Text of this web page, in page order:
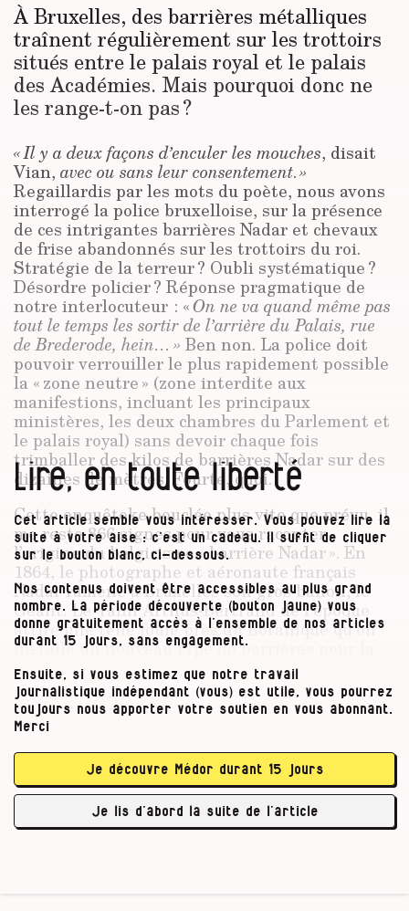
À Bruxelles, des barrières métalliques
traînent régulièrement sur les trottoirs
situés entre le palais royal et le palais
des Académies. Mais pourquoi donc ne
les range-t-on pas ?
« Il y a deux façons d’enculer les mouches, disait
Vian, avec ou sans leur consentement.»
Regaillardis par les mots du poète, nous avons
interrogé la police bruxelloise, sur la présence
de ces intrigantes barrières Nadar et chevaux
de frise abandonnés sur les trottoirs du roi.
Stratégie de la terreur ? Oubli systématique ?
Désordre policier ? Réponse pragmatique de
notre interlocuteur : «On ne va quand même pas
tout le temps les sortir de l’arrière du Palais, rue
de Brederode, hein… » Ben non. La police doit
pouvoir verrouiller le plus rapidement possible
la « zone neutre » (zone interdite aux
manifestions, incluant les principaux
ministères, les deux chambres du Parlement et
le palais royal) sans devoir chaque fois
trimballer des kilos de barrières Nadar sur des
dizaines de mètres. Fourte, quoi.
Cette enquêteke bouclée plus vite que prévu, il
me reste 866 signes pour vous raconter
l’origine du belgicisme « barrière Nadar ». En
1864, le photographe et aéronaute français
Nadar ramène à Bruxelles son gros ballon, le
Géant. Le Yann Arthus-Bertrand de l’époque
attire une telle foule près du Botanique qu’on
installe un nouveau type de barrières pour la
contenir. Dès le lendemain, la presse
bruxelloise les baptise « barrières Nadar ».
D’ailleurs, je découvre que le photographe s’en
Matin, en 1900 :« Veuillez comprendre combien
cela pèse sur quelqu’un d’être considéré à
perpétuité comme le parrain d’une barrière,
surtout si …
Lire, en toute liberté
Cet article semble vous intéresser. Vous pouvez lire la
suite à votre aise : c’est un cadeau. Il suffit de cliquer
sur le bouton blanc, ci-dessous.
Nos contenus doivent être accessibles au plus grand
nombre. La période découverte (bouton jaune) vous
donne gratuitement accès à l’ensemble de nos articles
durant 15 jours, sans engagement.
Ensuite, si vous estimez que notre travail
journalistique indépendant (vous) est utile, vous pourrez
toujours nous apporter votre soutien en vous abonnant.
Merci
Je découvre Médor durant 15 jours
Je lis d’abord la suite de l’article